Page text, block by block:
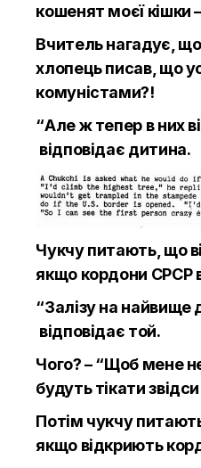
кошенят моєї кішки
Вчитель нагадує,
хлопець писав, що
комуністами?!
“Але ж тепер в них
відповідає дитина.
Чукчу питають, що
якщо кордони СРСР
“Залізу на найвище
відповідає той.
Чого? – “Щоб мене
будуть тікати
Потім чукчу
якщо відкриють